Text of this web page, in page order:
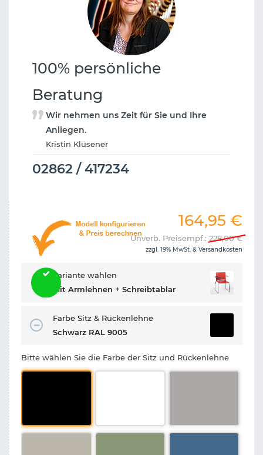
100% persönliche
Beratung
Wir nehmen uns Zeit für Sie und Ihre
Anliegen.
Kristin Klüsener
02862 / 417234
164,95 €
Unverb. Preisempf.: 228,00€
zzgl. 19% MwSt. & Versandkosten
Variante wählen
Mit Armlehnen + Schreibtablar
Farbe Sitz & Rückenlehne
Schwarz RAL 9005
Bitte wählen Sie die Farbe der Sitz und Rückenlehne